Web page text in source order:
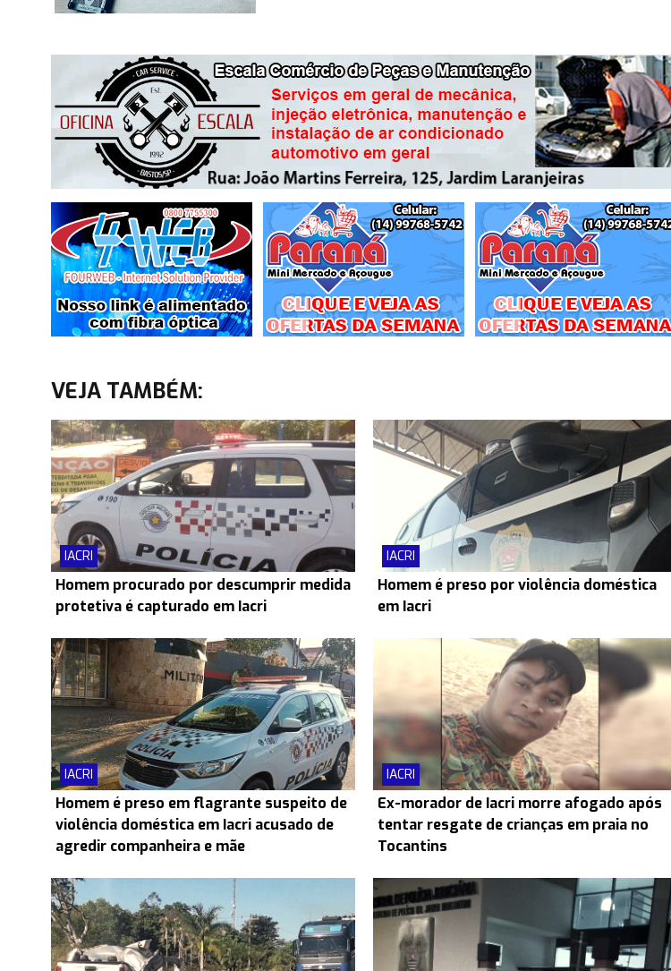
VEJA TAMBÉM:
IACRI
Homem procurado por descumprir medida
protetiva é capturado em Iacri
IACRI
Homem é preso por violência doméstica
em Iacri
IACRI
Homem é preso em flagrante suspeito de
violência doméstica em Iacri acusado de
agredir companheira e mãe
IACRI
Ex-morador de Iacri morre afogado após
tentar resgate de crianças em praia no
Tocantins